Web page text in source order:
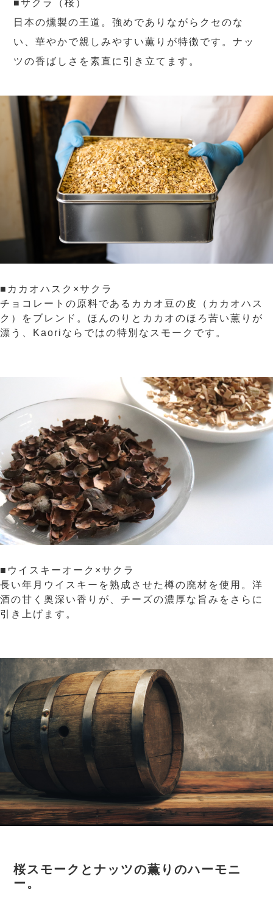
■サクラ（桜）
日本の燻製の王道。強めでありながらクセのな
い、華やかで親しみやすい薫りが特徴です。ナッ
ツの香ばしさを素直に引き立てます。
■カカオハスク×サクラ
チョコレートの原料であるカカオ豆の皮（カカオハス
ク）をブレンド。ほんのりとカカオのほろ苦い薫りが
漂う、Kaoriならではの特別なスモークです。
■ウイスキーオーク×サクラ
長い年月ウイスキーを熟成させた樽の廃材を使用。洋
酒の甘く奥深い香りが、チーズの濃厚な旨みをさらに
引き上げます。
桜スモークとナッツの薫りのハーモニ
ー。